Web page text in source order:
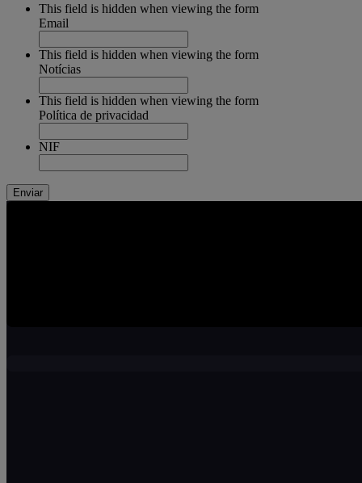
This field is hidden when viewing the form
Email
This field is hidden when viewing the form
Notícias
This field is hidden when viewing the form
Política de privacidad
NIF